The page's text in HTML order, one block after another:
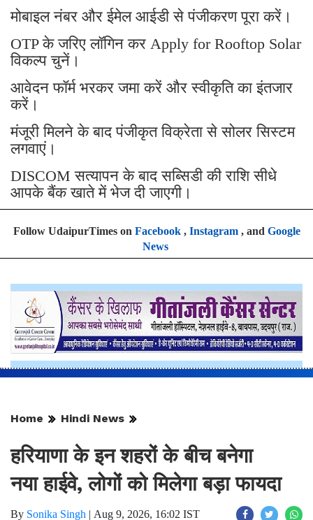
मोबाइल नंबर और ईमेल आईडी से पंजीकरण पूरा करें।
OTP के जरिए लॉगिन कर Apply for Rooftop Solar
विकल्प चुनें।
आवेदन फॉर्म भरकर जमा करें और स्वीकृति का इंतजार
करें।
मंजूरी मिलने के बाद पंजीकृत विक्रेता से सोलर सिस्टम
लगवाएं।
DISCOM सत्यापन के बाद सब्सिडी की राशि सीधे
आपके बैंक खाते में भेज दी जाएगी।
Follow UdaipurTimes on Facebook, Instagram, and Google
News
Home Hindi News
हरियाणा के इन शहरों के बीच बनेगा
नया हाईवे, लोगों को मिलेगा बड़ा फायदा
By Sonika Singh | Aug 9, 2026, 16:02 IST